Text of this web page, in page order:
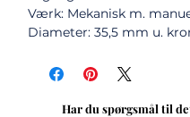
Værk: Mekanisk m.
Diameter: 35,5 mm u.
Har du spørgsmål til